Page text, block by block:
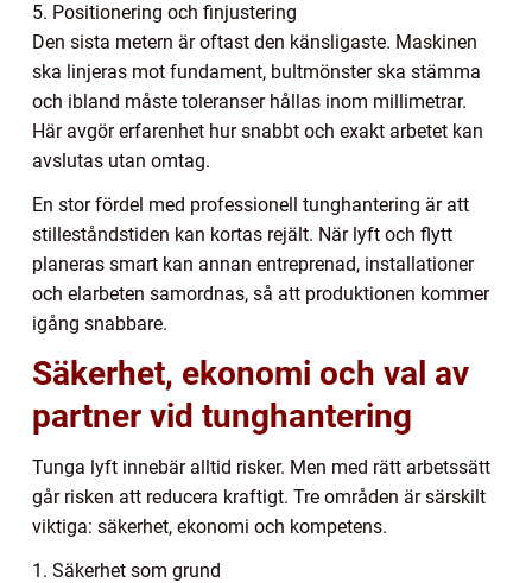
5. Positionering och finjustering
Den sista metern är oftast den känsligaste. Maskinen
ska linjeras mot fundament, bultmönster ska stämma
och ibland måste toleranser hållas inom millimetrar.
Här avgör erfarenhet hur snabbt och exakt arbetet kan
avslutas utan omtag.
En stor fördel med professionell tunghantering är att
stilleståndstiden kan kortas rejält. När lyft och flytt
planeras smart kan annan entreprenad, installationer
och elarbeten samordnas, så att produktionen kommer
igång snabbare.
Säkerhet, ekonomi och val av
partner vid tunghantering
Tunga lyft innebär alltid risker. Men med rätt arbetssätt
går risken att reducera kraftigt. Tre områden är särskilt
viktiga: säkerhet, ekonomi och kompetens.
1. Säkerhet som grund